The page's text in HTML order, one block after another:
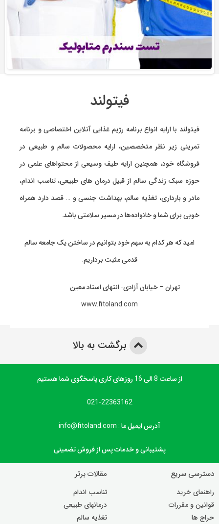
فیتولند
فیتولند با ارایه انواع برنامه رژیم غذایی آنلاین اختصاصیو برنامه
تمرینیزیر نظر متخصصین، ارایه محصولات سالم و طبیعی در
فروشگاه خود، همچنین ارایه طیف وسیعی از محتواهای علمی در
حوزه سبک زندگی سالم از قبیل درمان های طبیعی، تناسب اندام،
مادر و بارداری، تغذیه سالم، بهداشت جنسی و … قصد دارد همراه
خوبی برای شما و خانواده‌ها در مسیر سلامتی باشد.
امید که هر کدام به سهم خود بتوانیم در ساختن یک جامعه سالم
قدمی مثبت برداریم.
تهران – خیابان آزادی- انتهای استاد معین
www.fitoland.com
برگشت به بالا
از ساعت 8 الی 16 روزهای کاری پاسخگوی شما هستیم
021-22363162
آدرس ایمیل ما : info@fitoland.com
پشتیبانی و خدمات پس از فروش تضمینی
دسترسی سریع
راهنمای خرید
قوانین و مقررات
حراج ها
مقالات برتر
تناسب اندام
درمانهای طبیعی
تغذیه سالم